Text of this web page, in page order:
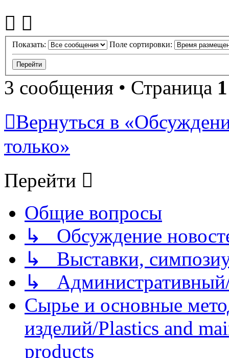
Показать: Поле сортировки:
3 сообщения • Страница 1
Вернуться в
только»
Перейти
Общие вопросы
↳ Обсуждение
↳ Выставки,
↳
Сырье и основные
изделий/Plastics and
products